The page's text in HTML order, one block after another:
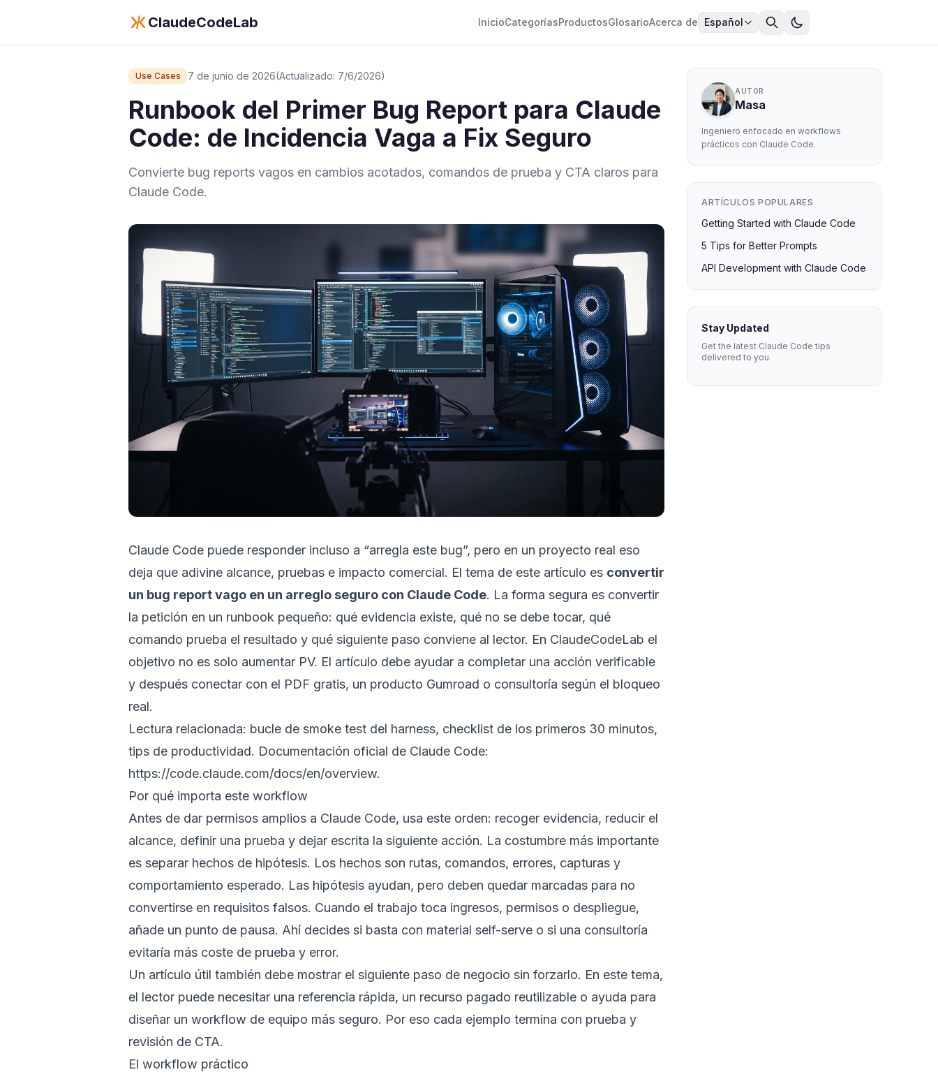
ClaudeCodeLab InicioCategoríasProductosGlosarioAcerca de Español
Use Cases 7 de junio de 2026(Actualizado: 7/6/2026)
Runbook del Primer Bug Report para Claude
Code: de Incidencia Vaga a Fix Seguro
Convierte bug reports vagos en cambios acotados, comandos de prueba y CTA claros para
Claude Code.
Claude Code puede responder incluso a “arregla este bug”, pero en un proyecto real eso
deja que adivine alcance, pruebas e impacto comercial. El tema de este artículo es convertir
un bug report vago en un arreglo seguro con Claude Code. La forma segura es convertir
la petición en un runbook pequeño: qué evidencia existe, qué no se debe tocar, qué
comando prueba el resultado y qué siguiente paso conviene al lector. En ClaudeCodeLab el
objetivo no es solo aumentar PV. El artículo debe ayudar a completar una acción verificable
y después conectar con el PDF gratis, un producto Gumroad o consultoría según el bloqueo
real.
Lectura relacionada: bucle de smoke test del harness, checklist de los primeros 30 minutos,
tips de productividad. Documentación oficial de Claude Code:
https://code.claude.com/docs/en/overview.
Por qué importa este workflow
Antes de dar permisos amplios a Claude Code, usa este orden: recoger evidencia, reducir el
alcance, definir una prueba y dejar escrita la siguiente acción. La costumbre más importante
es separar hechos de hipótesis. Los hechos son rutas, comandos, errores, capturas y
comportamiento esperado. Las hipótesis ayudan, pero deben quedar marcadas para no
convertirse en requisitos falsos. Cuando el trabajo toca ingresos, permisos o despliegue,
añade un punto de pausa. Ahí decides si basta con material self-serve o si una consultoría
evitaría más coste de prueba y error.
Un artículo útil también debe mostrar el siguiente paso de negocio sin forzarlo. En este tema,
el lector puede necesitar una referencia rápida, un recurso pagado reutilizable o ayuda para
diseñar un workflow de equipo más seguro. Por eso cada ejemplo termina con prueba y
revisión de CTA.
El workflow práctico
AUTOR
Masa
Ingeniero enfocado en workflows
prácticos con Claude Code.
ARTÍCULOS POPULARES
Getting Started with Claude Code
5 Tips for Better Prompts
API Development with Claude Code
Stay Updated
Get the latest Claude Code tips
delivered to you.